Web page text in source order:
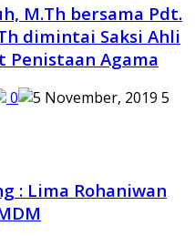
M.Th bersama Pdt.
dimintai Saksi Ahli
Agama
0
5
: Lima Rohaniwan